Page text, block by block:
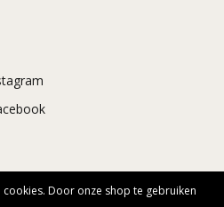
Door onze shop te gebruiken